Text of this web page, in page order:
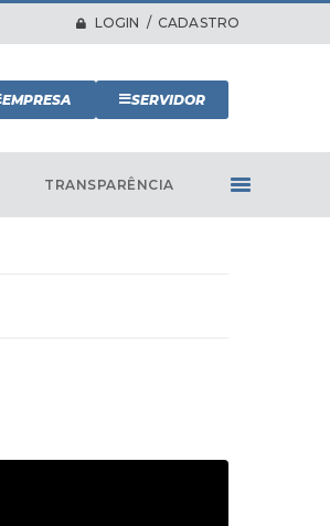
LOGIN / CADASTRO
EMPRESA SERVIDOR
TRANSPARÊNCIA